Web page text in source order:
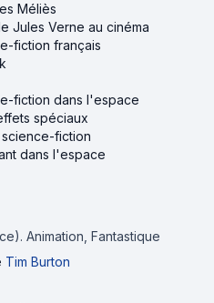
Méliès
Jules Verne au cinéma
fiction français
fiction dans l'espace
spéciaux
fiction
dans l'espace
Animation, Fantastique
Tim Burton